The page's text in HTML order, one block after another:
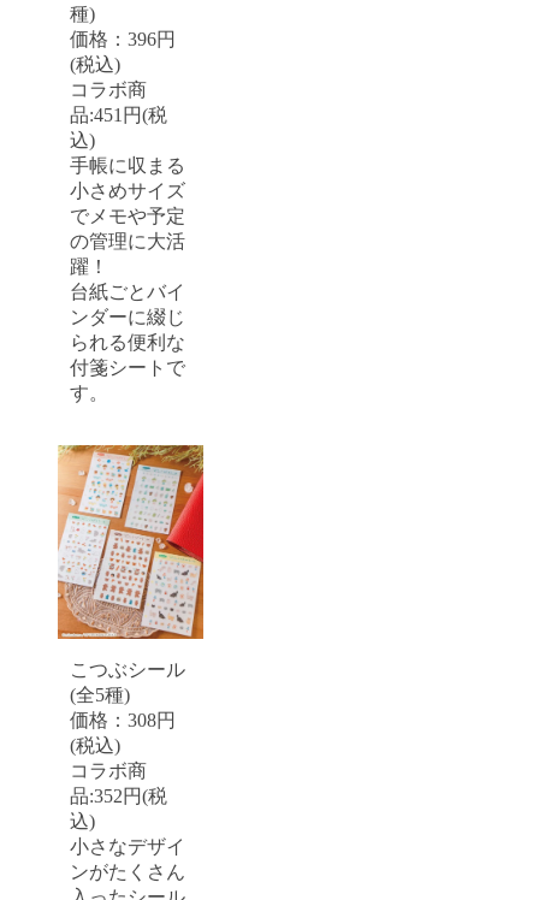
種)
価格：396円
(税込)
コラボ商
品:451円(税
込)
手帳に収まる
小さめサイズ
でメモや予定
の管理に大活
躍！
台紙ごとバイ
ンダーに綴じ
られる便利な
付箋シートで
す。
こつぶシール
(全5種)
価格：308円
(税込)
コラボ商
品:352円(税
込)
小さなデザイ
ンがたくさん